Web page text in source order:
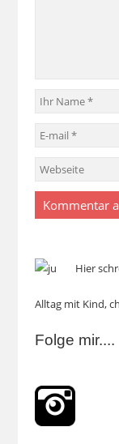
Hier
Alltag mit Kind,
Folge mir....